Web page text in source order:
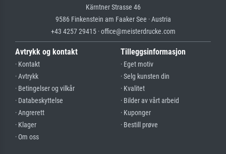
Kärntner Strasse 46
9586 Finkenstein am Faaker See · Austria
+43 4257 29415 · office@meisterdrucke.com
Avtrykk og kontakt
· Kontakt
· Avtrykk
· Betingelser og vilkår
· Databeskyttelse
· Angrerett
· Klager
· Om oss
Tilleggsinformasjon
· Eget motiv
· Selg kunsten din
· Kvalitet
· Bilder av vårt arbeid
· Kuponger
· Bestill prøve